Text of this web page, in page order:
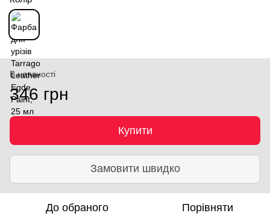
В наявності
346 грн
Купити
Замовити швидко
До обраного Порівняти